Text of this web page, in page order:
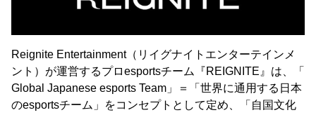
Reignite Entertainment（リイグナイトエンターテインメ
ント）が運営するプロesportsチーム『REIGNITE』は、「
Global Japanese esports Team」＝「世界に通用する日本
のesportsチーム」をコンセプトとして定め、「自国文化